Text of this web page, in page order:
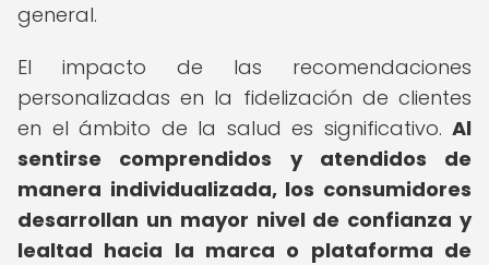
general.
El impacto de las recomendaciones
personalizadas en la fidelización de clientes
en el ámbito de la salud es significativo. Al
sentirse comprendidos y atendidos de
manera individualizada, los consumidores
desarrollan un mayor nivel de confianza y
lealtad hacia la marca o plataforma de